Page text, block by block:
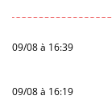
09/08 à 16:39
09/08 à 16:19